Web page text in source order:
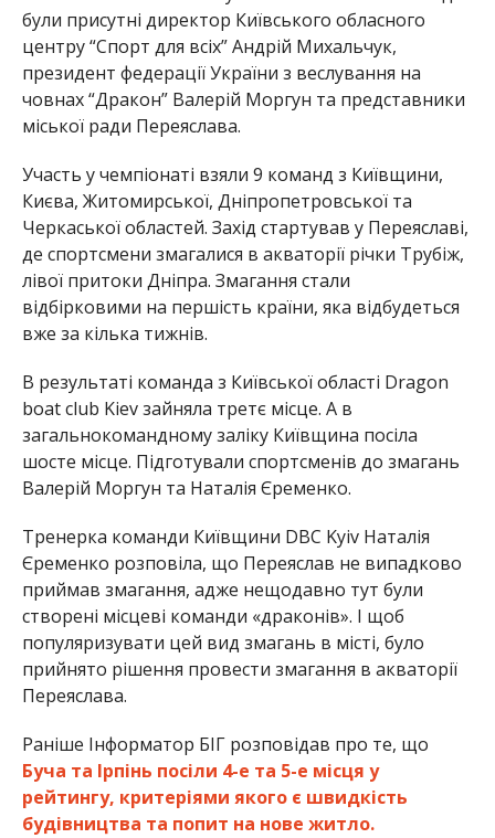
були присутні директор Київського обласного
центру “Спорт для всіх” Андрій Михальчук,
президент федерації України з веслування на
човнах “Дракон” Валерій Моргун та представники
міської ради Переяслава.
Участь у чемпіонаті взяли 9 команд з Київщини,
Києва, Житомирської, Дніпропетровської та
Черкаської областей. Захід стартував у Переяславі,
де спортсмени змагалися в акваторії річки Трубіж,
лівої притоки Дніпра. Змагання стали
відбірковими на першість країни, яка відбудеться
вже за кілька тижнів.
В результаті команда з Київської області Dragon
boat club Kiev зайняла третє місце. А в
загальнокомандному заліку Київщина посіла
шосте місце. Підготували спортсменів до змагань
Валерій Моргун та Наталія Єременко.
Тренерка команди Київщини DBC Kyiv Наталія
Єременко розповіла, що Переяслав не випадково
приймав змагання, адже нещодавно тут були
створені місцеві команди «драконів». І щоб
популяризувати цей вид змагань в місті, було
прийнято рішення провести змагання в акваторії
Переяслава.
Раніше Інформатор БІГ розповідав про те, що
Буча та Ірпінь посіли 4-е та 5-е місця у
рейтингу, критеріями якого є швидкість
будівництва та попит на нове житло.